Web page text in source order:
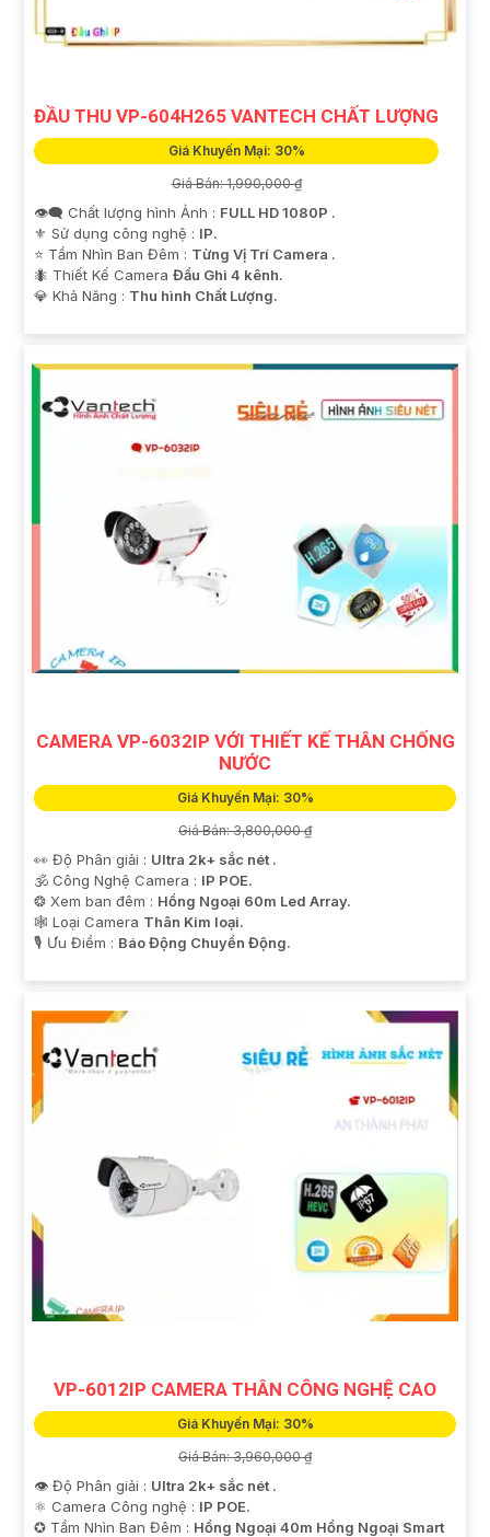
cầu sử dụng và không gian lắp đặt của bạn. Bạn có thể
tham khảo thêm thông tin chi tiết và mua hàng tại các
phù hợp!
ĐẦU THU VP-604H265 VANTECH CHẤT LƯỢNG
Giá Khuyến Mại: 30%
Giá Bán: 1,990,000 ₫
👁️‍🗨 Chất lượng hình Ảnh : FULL HD 1080P .
⚜️ Sử dụng công nghệ : IP.
⭐ Tầm Nhìn Ban Đêm : Từng Vị Trí Camera .
🐜 Thiết Kế Camera Đầu Ghi 4 kênh.
️💎 Khả Năng : Thu hình Chất Lượng.
CAMERA VP-6032IP VỚI THIẾT KẾ THÂN CHỐNG
NƯỚC
Giá Khuyến Mại: 30%
Giá Bán: 3,800,000 ₫
👀 Độ Phân giải : Ultra 2k+ sắc nét .
🕉️ Công Nghệ Camera : IP POE.
❂ Xem ban đêm : Hồng Ngoại 60m Led Array.
🕸️ Loại Camera Thân Kim loại.
️🎙 Ưu Điểm : Báo Động Chuyển Động.
VP-6012IP CAMERA THÂN CÔNG NGHỆ CAO
Giá Khuyến Mại: 30%
Giá Bán: 3,960,000 ₫
👁 Độ Phân giải : Ultra 2k+ sắc nét .
⚛️ Camera Công nghệ : IP POE.
✪ Tầm Nhìn Ban Đêm : Hồng Ngoại 40m Hồng Ngoại Smart